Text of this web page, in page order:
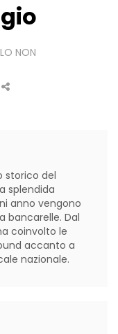
NON
storico del
splendida
anno vengono
bancarelle. Dal
coinvolto le
accanto a